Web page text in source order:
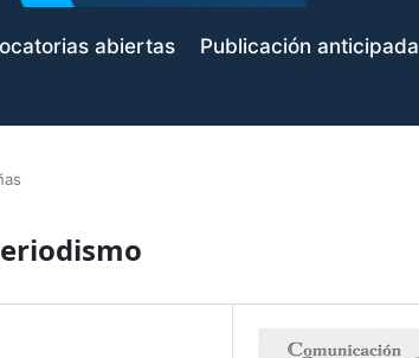
abiertas Publicación anticipada